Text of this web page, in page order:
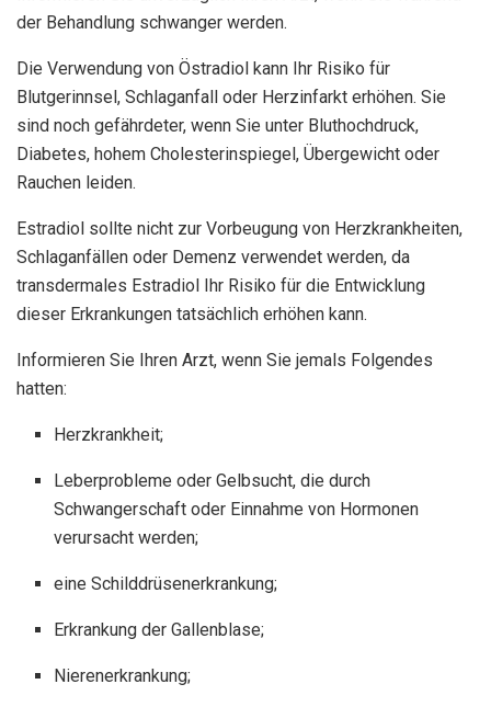
der Behandlung schwanger werden.
Die Verwendung von Östradiol kann Ihr Risiko für
Blutgerinnsel, Schlaganfall oder Herzinfarkt erhöhen. Sie
sind noch gefährdeter, wenn Sie unter Bluthochdruck,
Diabetes, hohem Cholesterinspiegel, Übergewicht oder
Rauchen leiden.
Estradiol sollte nicht zur Vorbeugung von Herzkrankheiten,
Schlaganfällen oder Demenz verwendet werden, da
transdermales Estradiol Ihr Risiko für die Entwicklung
dieser Erkrankungen tatsächlich erhöhen kann.
Informieren Sie Ihren Arzt, wenn Sie jemals Folgendes
hatten:
Herzkrankheit;
Leberprobleme oder Gelbsucht, die durch
Schwangerschaft oder Einnahme von Hormonen
verursacht werden;
eine Schilddrüsenerkrankung;
Erkrankung der Gallenblase;
Nierenerkrankung;